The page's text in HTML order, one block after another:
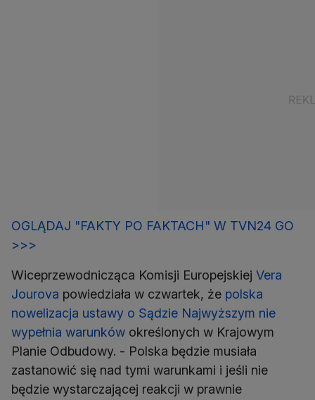
OGLĄDAJ "FAKTY PO FAKTACH" W TVN24 GO
>>>
Wiceprzewodnicząca Komisji Europejskiej Vera
Jourova powiedziała w czwartek, że polska
nowelizacja ustawy o Sądzie Najwyższym nie
wypełnia warunków określonych w Krajowym
Planie Odbudowy. - Polska będzie musiała
zastanowić się nad tymi warunkami i jeśli nie
będzie wystarczającej reakcji w prawnie